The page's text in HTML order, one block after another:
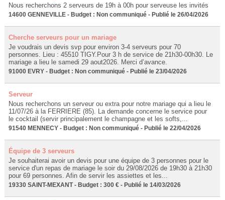
Nous recherchons 2 serveurs de 19h à 00h pour serveuse les invités
14600 GENNEVILLE - Budget : Non communiqué - Publié le 26/04/2026
Cherche serveurs pour un mariage
Je voudrais un devis svp pour environ 3-4 serveurs pour 70
personnes. Lieu : 45510 TIGY.Pour 3 h de service de 21h30-00h30. Le
mariage a lieu le samedi 29 aout2026. Merci d’avance.
91000 EVRY - Budget : Non communiqué - Publié le 23/04/2026
Serveur
Nous recherchons un serveur ou extra pour notre mariage qui a lieu le
11/07/26 à la FERRIERE (85). La demande concerne le service pour
le cocktail (servir principalement le champagne et les softs,...
91540 MENNECY - Budget : Non communiqué - Publié le 22/04/2026
Équipe de 3 serveurs
Je souhaiterai avoir un devis pour une équipe de 3 personnes pour le
service d'un repas de mariage le soir du 29/08/2026 de 19h30 à 21h30
pour 69 personnes. Afin de servir les assiettes et les...
19330 SAINT-MEXANT - Budget : 300 € - Publié le 14/03/2026